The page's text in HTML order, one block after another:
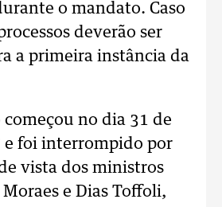
o mandato. Caso
deverão ser
a primeira instância da
no dia 31 de
e foi interrompido por
vista dos ministros
e Dias Toffoli,